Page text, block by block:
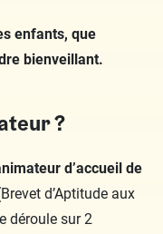
enfants, que
bienveillant.
?
d’accueil de
d’Aptitude aux
déroule sur 2